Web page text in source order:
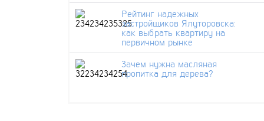
Рейтинг надежных
застройщиков Ялуторовска:
как выбрать квартиру на
первичном рынке
Зачем нужна масляная
пропитка для дерева?